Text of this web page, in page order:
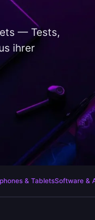
— Tests,
ihrer
& TabletsSoftware &